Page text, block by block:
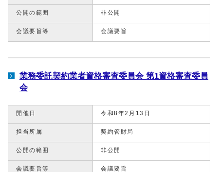
公開の範囲 非公開
会議要旨等 会議要旨
業務委託契約業者資格審査委員会 第1資格審査委員
会
開催日 令和8年2月13日
担当所属 契約管財局
公開の範囲 非公開
会議要旨等 会議要旨